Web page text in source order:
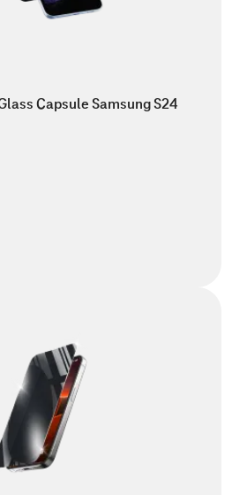
Capsule Samsung S24